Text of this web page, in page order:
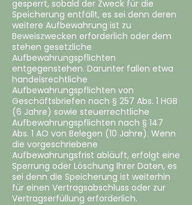
gesperrt, sobald der Zweck für die
Speicherung entfällt, es sei denn deren
weitere Aufbewahrung ist zu
Beweiszwecken erforderlich oder dem
stehen gesetzliche
Aufbewahrungspflichten
entgegenstehen. Darunter fallen etwa
handelsrechtliche
Aufbewahrungspflichten von
Geschäftsbriefen nach § 257 Abs. 1 HGB
(6 Jahre) sowie steuerrechtliche
Aufbewahrungspflichten nach § 147
Abs. 1 AO von Belegen (10 Jahre). Wenn
die vorgeschriebene
Aufbewahrungsfrist abläuft, erfolgt eine
Sperrung oder Löschung Ihrer Daten, es
sei denn die Speicherung ist weiterhin
für einen Vertragsabschluss oder zur
Vertragserfüllung erforderlich.